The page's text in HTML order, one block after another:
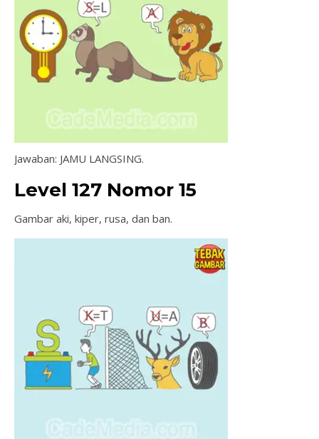
Jawaban: JAMU LANGSING.
Level 127 Nomor 15
Gambar aki, kiper, rusa, dan ban.